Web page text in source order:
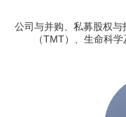
公司与并购、私募股权
（TMT）、生命科